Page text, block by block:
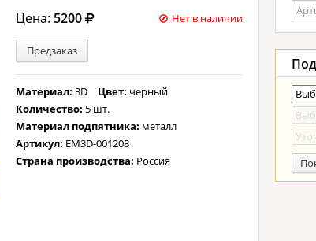
Цена: 5200 Нет в наличии
Предзаказ
Материал:3D Цвет: черный
Количество: 5 шт.
Материал подпятника: металл
Артикул: EM3D-001208
Страна производства: Россия